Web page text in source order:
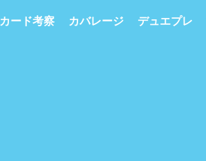
カード考察 カバレージ デュエプレ